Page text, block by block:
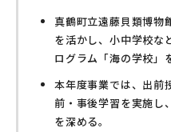
真鶴町立遠藤貝類博物
を活かし、小中学校な
ログラム「海の学校」
本年度事業では、出前
前・事後学習を実施し
を深める。